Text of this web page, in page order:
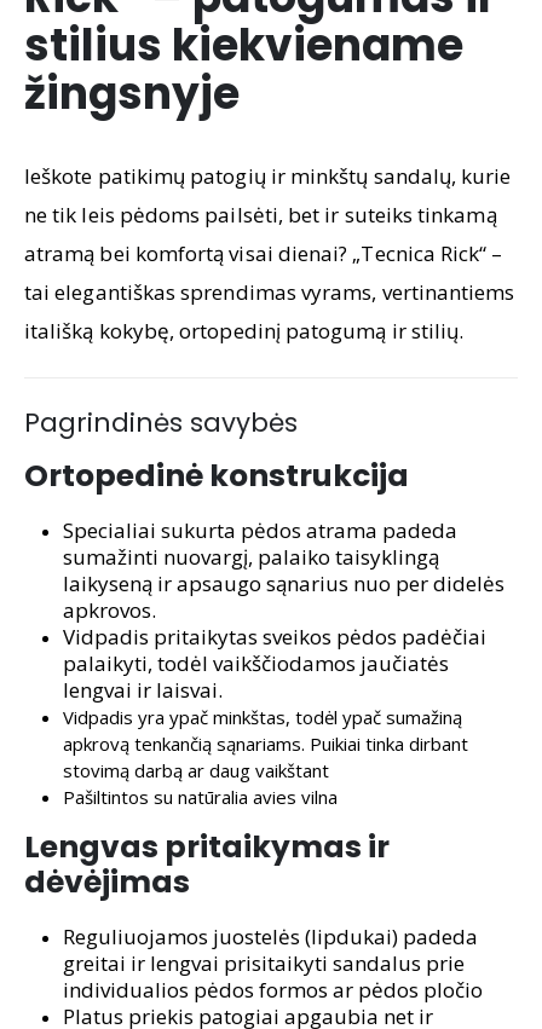
stilius kiekviename
žingsnyje
Ieškote patikimų patogių ir minkštų sandalų, kurie
ne tik leis pėdoms pailsėti, bet ir suteiks tinkamą
atramą bei komfortą visai dienai? „Tecnica Rick“ –
tai elegantiškas sprendimas vyrams, vertinantiems
itališką kokybę, ortopedinį patogumą ir stilių.
Pagrindinės savybės
Ortopedinė konstrukcija
Specialiai sukurta pėdos atrama padeda
sumažinti nuovargį, palaiko taisyklingą
laikyseną ir apsaugo sąnarius nuo per didelės
apkrovos.
Vidpadis pritaikytas sveikos pėdos padėčiai
palaikyti, todėl vaikščiodamos jaučiatės
lengvai ir laisvai.
Vidpadis yra ypač minkštas, todėl ypač sumažiną
apkrovą tenkančią sąnariams. Puikiai tinka dirbant
stovimą darbą ar daug vaikštant
Pašiltintos su natūralia avies vilna
Lengvas pritaikymas ir
dėvėjimas
Reguliuojamos juostelės (lipdukai) padeda
greitai ir lengvai prisitaikyti sandalus prie
individualios pėdos formos ar pėdos pločio
Platus priekis patogiai apgaubia net ir